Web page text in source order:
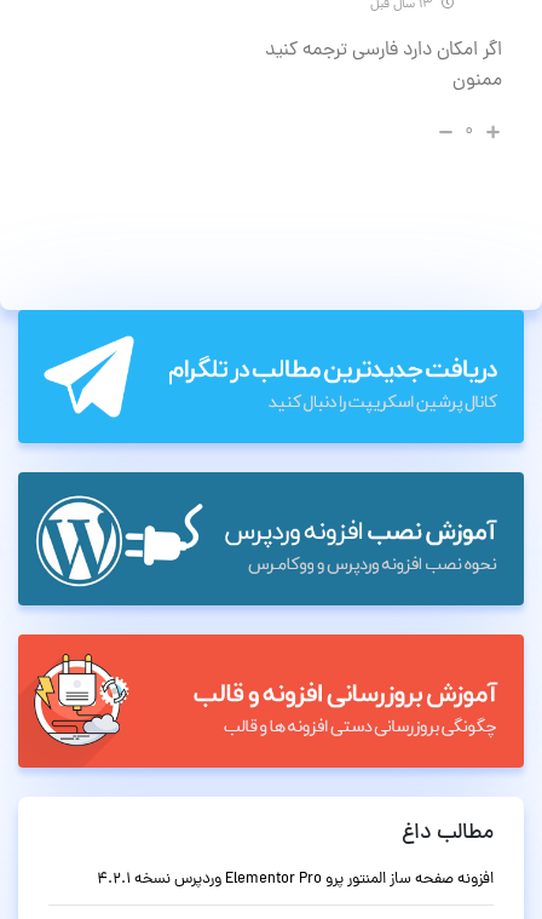
اگر امکان دارد فارسی ترجمه کنید
ممنون
۰
مطالب داغ
افزونه صفحه ساز المنتور پرو Elementor Pro وردپرس نسخه 4.2.1